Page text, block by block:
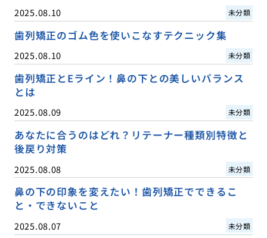
2025.08.10 未分類
歯列矯正のゴム色を使いこなすテクニック集
2025.08.10 未分類
歯列矯正とEライン！鼻の下との美しいバランス
とは
2025.08.09 未分類
あなたに合うのはどれ？リテーナー種類別特徴と
後戻り対策
2025.08.08 未分類
鼻の下の印象を変えたい！歯列矯正でできるこ
と・できないこと
2025.08.07 未分類